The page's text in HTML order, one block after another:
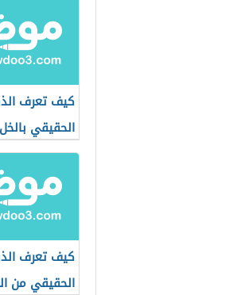
كيف تعرف
الحقيقي بالخل
كيف تعرف
الحقيقي من